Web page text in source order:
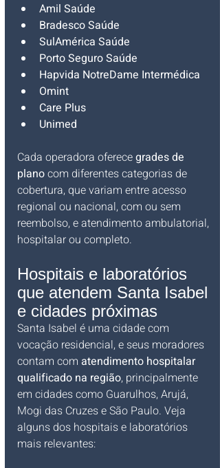
Amil Saúde
Bradesco Saúde
SulAmérica Saúde
Porto Seguro Saúde
Hapvida NotreDame Intermédica
Omint
Care Plus
Unimed
Cada operadora oferece grades de
plano com diferentes categorias de
cobertura, que variam entre acesso
regional ou nacional, com ou sem
reembolso, e atendimento ambulatorial,
hospitalar ou completo.
Hospitais e laboratórios
que atendem Santa Isabel
e cidades próximas
Santa Isabel é uma cidade com
vocação residencial, e seus moradores
contam com atendimento hospitalar
qualificado na região, principalmente
em cidades como Guarulhos, Arujá,
Mogi das Cruzes e São Paulo. Veja
alguns dos hospitais e laboratórios
mais relevantes: